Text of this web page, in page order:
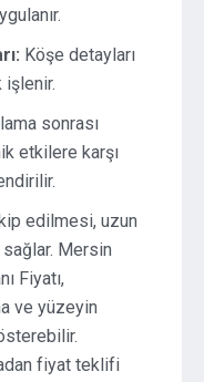
Köşe detayları
sonrası
etkilere karşı
edilmesi, uzun
sağlar. Mersin
Fiyatı,
ve yüzeyin
fiyat teklifi